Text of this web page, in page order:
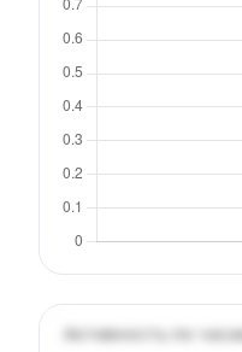
Активность по